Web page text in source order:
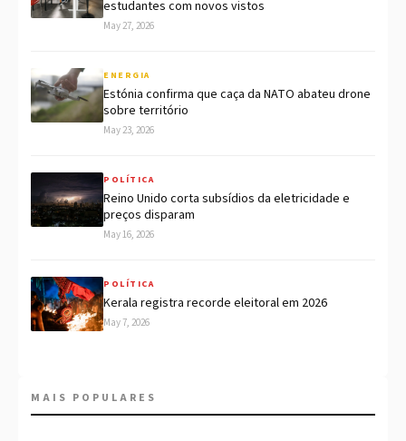
estudantes com novos vistos
May 27, 2026
ENERGIA
Estónia confirma que caça da NATO abateu drone
sobre território
May 23, 2026
POLÍTICA
Reino Unido corta subsídios da eletricidade e
preços disparam
May 16, 2026
POLÍTICA
Kerala registra recorde eleitoral em 2026
May 7, 2026
MAIS POPULARES